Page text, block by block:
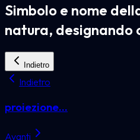
Simbolo e nome
natura, designando
Indietro
Indietro
proiezione...
Avanti